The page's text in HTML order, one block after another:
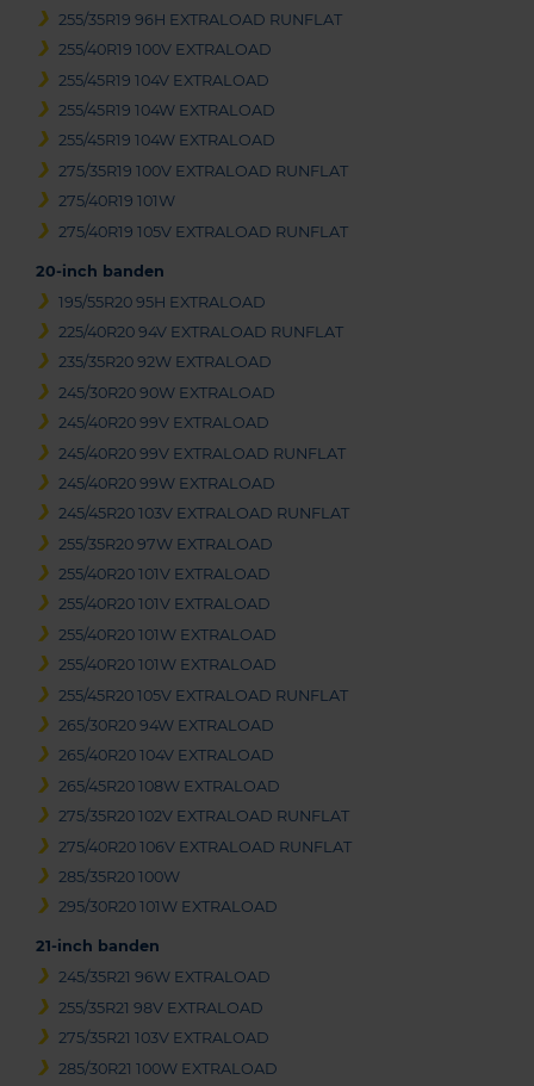
255/35R19 96H EXTRALOAD RUNFLAT
255/40R19 100V EXTRALOAD
255/45R19 104V EXTRALOAD
255/45R19 104W EXTRALOAD
255/45R19 104W EXTRALOAD
275/35R19 100V EXTRALOAD RUNFLAT
275/40R19 101W
275/40R19 105V EXTRALOAD RUNFLAT
20-inch banden
195/55R20 95H EXTRALOAD
225/40R20 94V EXTRALOAD RUNFLAT
235/35R20 92W EXTRALOAD
245/30R20 90W EXTRALOAD
245/40R20 99V EXTRALOAD
245/40R20 99V EXTRALOAD RUNFLAT
245/40R20 99W EXTRALOAD
245/45R20 103V EXTRALOAD RUNFLAT
255/35R20 97W EXTRALOAD
255/40R20 101V EXTRALOAD
255/40R20 101V EXTRALOAD
255/40R20 101W EXTRALOAD
255/40R20 101W EXTRALOAD
255/45R20 105V EXTRALOAD RUNFLAT
265/30R20 94W EXTRALOAD
265/40R20 104V EXTRALOAD
265/45R20 108W EXTRALOAD
275/35R20 102V EXTRALOAD RUNFLAT
275/40R20 106V EXTRALOAD RUNFLAT
285/35R20 100W
295/30R20 101W EXTRALOAD
21-inch banden
245/35R21 96W EXTRALOAD
255/35R21 98V EXTRALOAD
275/35R21 103V EXTRALOAD
285/30R21 100W EXTRALOAD